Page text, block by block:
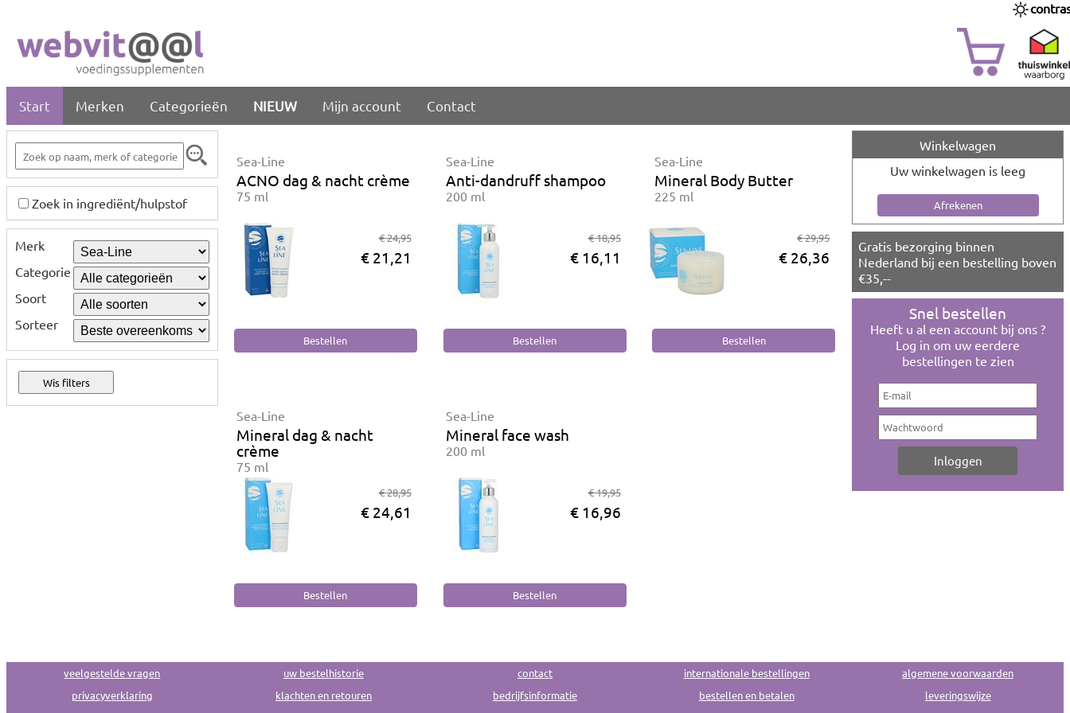
Start Merken Categorieën NIEUW Mijn account Contact
Zoek in ingrediënt/hulpstof
Merk
Categorie
Soort
Sorteer
Sea-Line
ACNO dag & nacht crème
75 ml
€ 24,95
€ 21,21
Sea-Line
Anti-dandruff shampoo
200 ml
€ 18,95
€ 16,11
Sea-Line
Mineral Body Butter
225 ml
€ 29,95
€ 26,36
Sea-Line
Mineral dag & nacht
crème
75 ml
€ 28,95
€ 24,61
Sea-Line
Mineral face wash
200 ml
€ 19,95
€ 16,96
Winkelwagen
Uw winkelwagen is leeg
Gratis bezorging binnen
Nederland bij een bestelling boven
€35,--
Snel bestellen
Heeft u al een account bij ons ?
Log in om uw eerdere
bestellingen te zien
veelgestelde vragen uw bestelhistorie contact internationale bestellingen
algemene voorwaarden
privacyverklaring
klachten en retouren bedrijfsinformatie bestellen en betalen
leveringswijze